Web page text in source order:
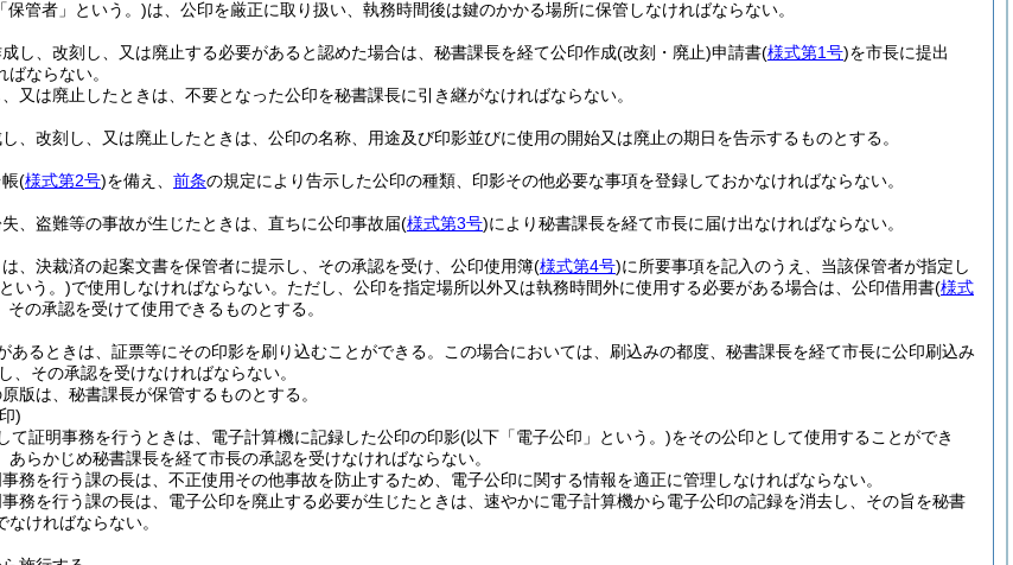
保管者」という。)は、公印を厳正に取り扱い、執務時間後は鍵のかかる場所に保管しなければならない。
し、改刻し、又は廃止する必要があると認めた場合は、秘書課長を経て公印作成(改刻・廃止)申請書(様式第1号)を市長に提出
ならない。
又は廃止したときは、不要となった公印を秘書課長に引き継がなければならない。
、改刻し、又は廃止したときは、公印の名称、用途及び印影並びに使用の開始又は廃止の期日を告示するものとする。
(様式第2号)を備え、 前条の規定により告示した公印の種類、印影その他必要な事項を登録しておかなければならない。
、盗難等の事故が生じたときは、直ちに公印事故届(様式第3号)により秘書課長を経て市長に届け出なければならない。
、決裁済の起案文書を保管者に提示し、その承認を受け、公印使用簿(様式第4号)に所要事項を記入のうえ、当該保管者が指定し
いう。)で使用しなければならない。 ただし、公印を指定場所以外又は執務時間外に使用する必要がある場合は、公印借用書(様式
の承認を受けて使用できるものとする。
あるときは、証票等にその印影を刷り込むことができる。
この場合においては、刷込みの都度、秘書課長を経て市長に公印刷込み
、その承認を受けなければならない。
版は、秘書課長が保管するものとする。
)
て証明事務を行うときは、電子計算機に記録した公印の印影(以下「電子公印」という。)をその公印として使用することができ
あらかじめ秘書課長を経て市長の承認を受けなければならない。
務を行う課の長は、不正使用その他事故を防止するため、電子公印に関する情報を適正に管理しなければならない。
務を行う課の長は、電子公印を廃止する必要が生じたときは、速やかに電子計算機から電子公印の記録を消去し、その旨を秘書
ければならない。